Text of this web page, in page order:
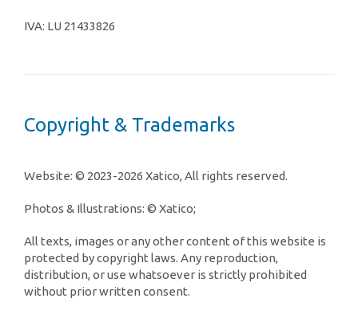
IVA: LU 21433826
Copyright & Trademarks
Website: © 2023-2026 Xatico, All rights reserved.
Photos & Illustrations: © Xatico;
All texts, images or any other content of this website is
protected by copyright laws. Any reproduction,
distribution, or use whatsoever is strictly prohibited
without prior written consent.